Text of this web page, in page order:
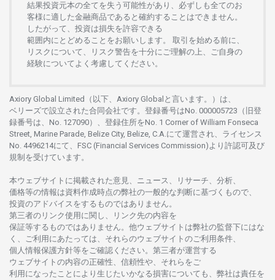
結果投資元本の全てを失う 可能性があり、 必ずしも全てのお
客様に適した金融商品であると 確約することはできません。
したがって、 投資は損失を許容できる
範囲内にとどめることをお願いします。 取引を始める前に、
リスクについて、
リスク警告を十分にご理解の上、 ご自身の
経験についてよく 考慮してください。
Axiory Global Limited（以下、Axiory Globalと言います。）は、
ベリーズで設立さ れた合同会社です。 登録番号はNo. 000005723（旧登
録番号は、No. 127090）、 登録住所をNo. 1 Corner of William Fonseca
Street, Marine Parade, Belize City, Belize, C.A.にて運営さ れ、 ライセンス
No. 4496214にて、FSC (Financial Services Commission)より 許認可及び
規制を受けています。
本ウェブサイトに掲載さ れた意見、ニュース、リサーチ、分析、
価格等の情報は資料作成時点の弊社の一般的な判断に基づくもので、
投資のアドバイスをするものではありません。
第三者の リンク使用に関し、 リンク先の内容を
保証等するものではありません。 他ウェブサイトは弊社の監督下にはな
く、 ご利用にあたっては、 それらのウェブサイトのご利用条件、
個人情報保護方針等をご確認ください。 第三者が運営する
ウェブサイトの内容の正確性、信頼性や、それらをご
利用になったことにより 生じたいかなる損害についても、 弊社は責任を